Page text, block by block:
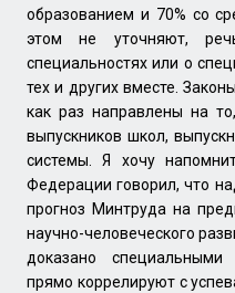
образованием и 70% со
этом не уточняют,
специальностях или о
тех и других вместе.
как раз направлены на
выпускников школ,
системы. Я хочу
Федерации говорил, что
прогноз Минтруда на
научно-человеческого
доказано
прямо коррелируют с